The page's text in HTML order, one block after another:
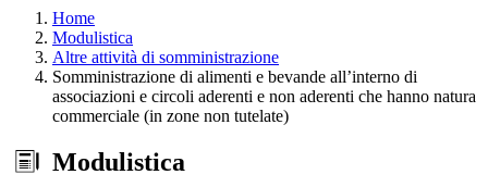
Home
Modulistica
Altre attività di somministrazione
Somministrazione di alimenti e bevande all’interno di
associazioni e circoli aderenti e non aderenti che hanno natura
commerciale (in zone non tutelate)
Modulistica